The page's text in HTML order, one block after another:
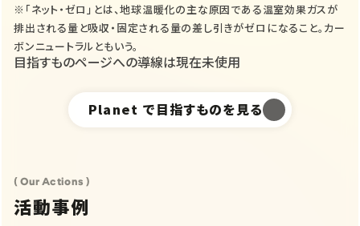
※「ネット・ゼロ」とは、地球温暖化の主な原因である温室効果ガスが
排出される量と吸収・固定される量の差し引きがゼロになること。カー
ボンニュートラルともいう。
目指すものページへの導線は現在未使用
Planet で目指すものを見る
( Our Actions )
活動事例